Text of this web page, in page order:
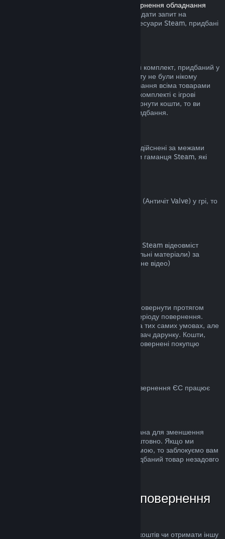
Умовах повернення обладнання
процедури та часових меж, ви можете подати запит на
повернення коштів за обладнання та аксесуари Steam, придбані
Ви можете повернути кошти за будь-який комплект, придбаний у
Steam за умови, що всі товари з комплекту не були нікому
передані та якщо загальний час користування всіма товарами
становить не більше двох годин. Якщо у комплекті є ігрові
предмети чи DLC, за які неможливо повернути кошти, то ви
побачите примітку під час здійснення придбання.
Valve не повертає кошти за придбання, здійснені за межами
Steam (наприклад: цифрові ключі чи коди гаманця Steam, які
Якщо ви були заблоковані системою VAC (Античіт Valve) у грі, то
Ми не повертаємо кошти за придбаний у Steam відеовміст
(фільми, кліпи, серіали, епізоди та навчальні матеріали) за
винятком, коли відео є частиною іншого (не відео)
Кошти за невикористані дарунки можна повернути протягом
стандартного 14-денного/2-годинного періоду повернення.
Використані дарунки можна повернути на тих самих умовах, але
ініціатором повернення має бути отримувач дарунку. Кошти,
використані для купівлі дарунку, будуть повернені покупцю
Для пояснення, яким чином право на повернення ЄС працює
Можливість повернення коштів була додана для зменшення
ризиків, а не як спосіб грати в ігри безкоштовно. Якщо ми
помітимо, що ви зловживаєте цією системою, то заблокуємо вам
доступ до неї. Повернення коштів за придбаний товар незадовго
Як надіслати запит на повернення
Ви можете подати запит на повернення коштів чи отримати іншу